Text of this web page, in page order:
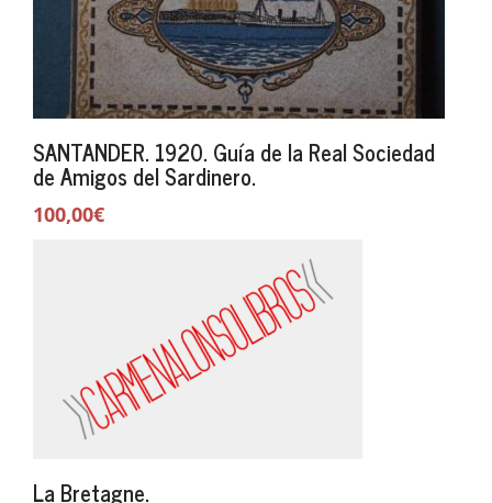
SANTANDER. 1920. Guía de la Real Sociedad
de Amigos del Sardinero.
100,00€
La Bretagne.